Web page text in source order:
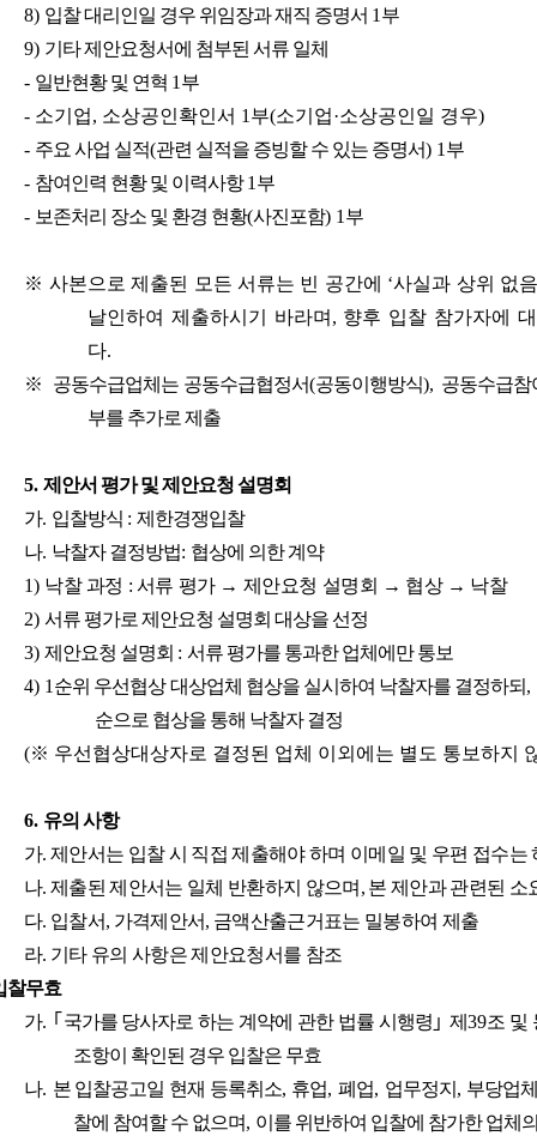
8) 입찰 대리인일 경우 위임장과 재직 증명서 1 부
9) 기타 제안요청서에 첨부된 서류 일체
- 일반현황 및 연혁 1 부
- 소기업, 소상공인확인서 1 부(소기업·소상공인일 경우)
- 주요 사업 실적(관련 실적을 증빙할 수 있는 증명서) 1 부
- 참여인력 현황 및 이력사항1 부
- 보존처리 장소 및 환경 현황(사진포함) 1 부
※ 사본으로 제출된 모든 서류는 빈 공간에 ‘사실과 상위 없
날인하여 제출하시기 바라며 , 향후 입찰 참가자에
다.
※ 공동수급업체는 공동수급협정서(공동이행방식), 공동수급
부를 추가로 제출
5. 제안서 평가 및 제안요청 설명회
가. 입찰방식 : 제한경쟁입찰
나. 낙찰자 결정방법: 협상에 의한 계약
1) 낙찰 과정 : 서류 평가 → 제안요청 설명회 → 협상 → 낙찰
2) 서류 평가로 제안요청 설명회 대상을 선정
3) 제안요청 설명회 : 서류 평가를 통과한 업체에만 통보
4) 1 순위 우선협상 대상업체 협상을 실시하여 낙찰자를 결정하되 ,
순으로 협상을 통해 낙찰자 결정
(※ 우선협상대상자로 결정된 업체 이외에는 별도 통보하지
6. 유의 사항
가.제안서는 입찰 시 직접 제출해야 하며 이메일 및 우편 접수는
나.제출된 제안서는 일체 반환하지 않으며 , 본 제안과 관련된 소
다. 입찰서, 가격제안서, 금액산출근거표는 밀봉하여 제출
라. 기타 유의 사항은 제안요청서를 참조
찰무효
가. ｢ 국가를 당사자로 하는 계약에 관한 법률 시행령 ｣제39조 및
조항이 확인된 경우 입찰은 무효
나. 본 입찰공고일 현재 등록취소, 휴업,폐업, 업무정지 , 부당업
찰에 참여할 수 없으며, 이를 위반하여 입찰에 참가한 업체